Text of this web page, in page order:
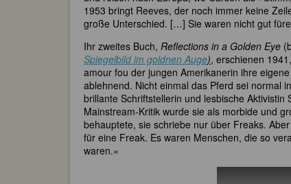
1953 bringt Reeves, der noch immer keine
große Unterschied. […] Sie waren nicht gut
Ihr zweites Buch, Reflections in a Golden Eye
Spiegelbild im goldnen Auge), erschienen
amour fou der jungen Amerikanerin ihre
ablehnend. Nicht einmal das Pferd sei normal
brillante Schriftstellerin und lesbische
Mainstream-Kritik wurde sie als morbide und
behauptete, sie schriebe nur über Freaks.
für eine Freak. Es waren Menschen, die so
waren.«